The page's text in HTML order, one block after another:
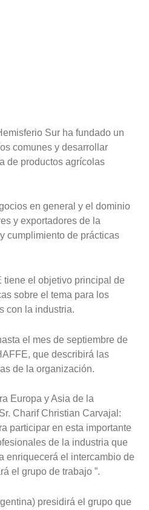
Sur ha fundado un
comunes y desarrollar
de productos agrícolas
en general y el dominio
y exportadores de la
cumplimiento de prácticas
tiene el objetivo principal de
sobre el tema para los
con la industria.
el mes de septiembre de
que describirá las
de la organización.
Europa y Asia de la
Charif Christian Carvajal:
participar en esta importante
de la industria que
enriquecerá el intercambio de
el grupo de trabajo ”.
presidirá el grupo que